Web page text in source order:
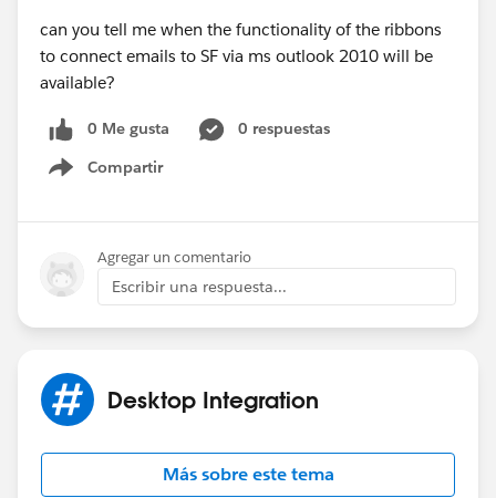
can you tell me when the functionality of the ribbons
to connect emails to SF via ms outlook 2010 will be
available?
0 Me gusta
0 respuestas
Compartir
Show menu
Agregar un comentario
Escribir una respuesta...
Desktop Integration
Más sobre este tema